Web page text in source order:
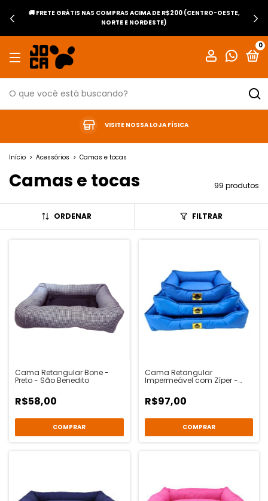
🚚 FRETE GRÁTIS NAS COMPRAS ACIMA DE R$200 (CENTRO-OESTE,
NORTE E NORDESTE)
0
VISITE NOSSA LOJA FÍSICA
Início > Acessórios > Camas e tocas
Camas e tocas 99 produtos
ORDENAR FILTRAR
Cama Retangular Bone -
Preto - São Benedito
R$58,00
COMPRAR
Cama Retangular
Impermeável com Zíper -
R$97,00
COMPRAR